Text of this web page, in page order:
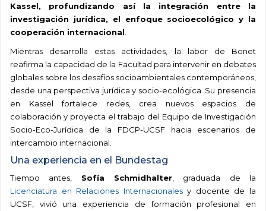
Kassel, profundizando así la integración entre la
investigación jurídica, el enfoque socioecológico y la
cooperación internacional
Mientras desarrolla estas actividades, la labor de Bonet
reafirma la capacidad de la Facultad para intervenir en debates
globales sobre los desafíos socioambientales contemporáneos,
desde una perspectiva jurídica y socio-ecológica. Su presencia
en Kassel fortalece redes, crea nuevos espacios de
colaboración y proyecta el trabajo del Equipo de Investigación
Socio-Eco-Jurídica de la FDCP-UCSF hacia escenarios de
intercambio internacional.
Una experiencia en el Bundestag
Tiempo antes, Sofía Schmidhalter , graduada de la
Licenciatura en Relaciones Internacionalesy docente de la
UCSF, vivió una experiencia de formación profesional en